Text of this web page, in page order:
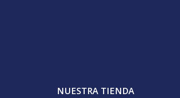
NUESTRA TIENDA